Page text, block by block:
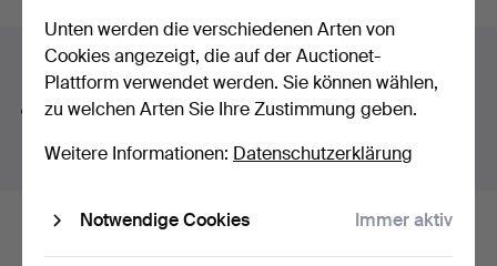
own right. And then there is a truly exquisite ring by Jarl
Sandin featuring a brilliant-cut diamond of no less than
3.62 ct.
Once again, welcome to Stockholms Auktionsverk and
Lilla smyckeskvalitén!
Suchtipps
Wir suchen automatisch nach Teilen von Begriffen.
Unten werden die verschiedenen Arten von
Cookies angezeigt, die auf der Auctionet-
Plattform verwendet werden. Sie können wählen,
zu welchen Arten Sie Ihre Zustimmung geben.
Weitere Informationen: Datenschutzerklärung
Notwendige Cookies Immer aktiv